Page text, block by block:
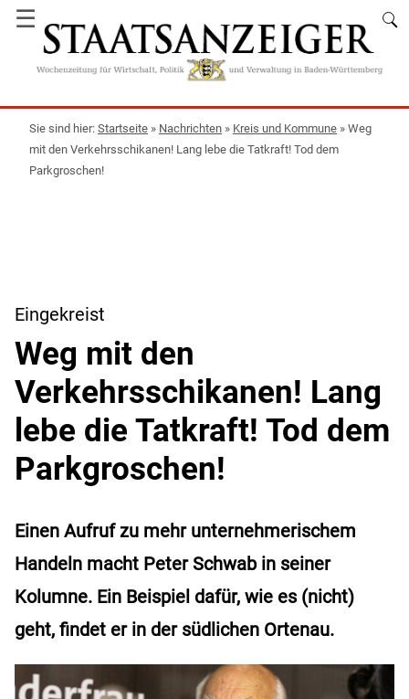
☰
Startseite » Nachrichten » Kreis und Kommune » Weg
mit den Verkehrsschikanen! Lang lebe die Tatkraft! Tod dem
Parkgroschen!
Eingekreist
Weg mit den
Verkehrsschikanen! Lang
lebe die Tatkraft! Tod dem
Parkgroschen!
Einen Aufruf zu mehr unternehmerischem
Handeln macht Peter Schwab in seiner
Kolumne. Ein Beispiel dafür, wie es (nicht)
geht, findet er in der südlichen Ortenau.